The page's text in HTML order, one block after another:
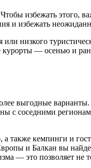
избежать этого,
и избежать
низкого
курорты — осенью и
выгодные
с соседними
также кемпинги и
и Балкан вы
— это позволяет не